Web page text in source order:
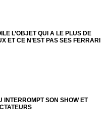
L’OBJET QUI A LE PLUS DE
ET CE N’EST PAS SES FERRARI
SON SHOW ET